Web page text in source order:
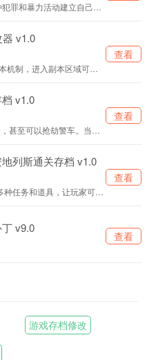
罪和暴力活动建立自己的
v1.0
机制，进入副本区域可以
查看
v1.0
甚至可以抢劫警车。当你
查看
列斯通关存档 v1.0
任务和道具，让玩家可以
查看
v9.0
查看
游戏存档修改